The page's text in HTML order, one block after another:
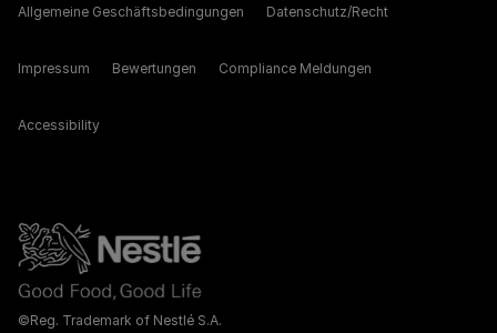
©Reg. Trademark of Nestlé S.A.
Allgemeine Geschäftsbedingungen Datenschutz/Recht
Impressum Bewertungen Compliance Meldungen
Accessibility